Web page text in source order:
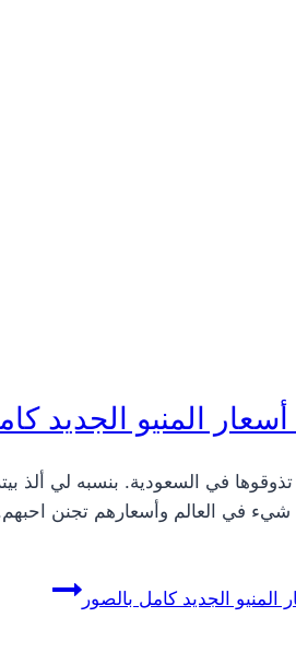
أفضل بيتزا ممكن تذوقوها في
شيء في العالم وأسعارهم تجنن